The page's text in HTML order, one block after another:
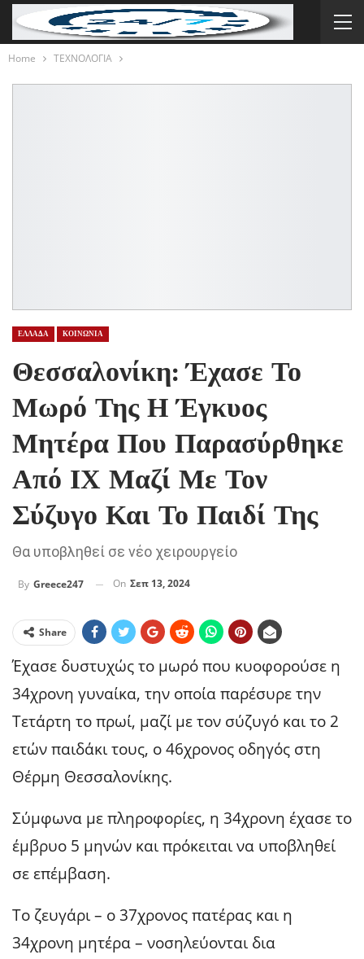
Home ΤΕΧΝΟΛΟΓΙΑ
ΕΛΛΑΔΑ ΚΟΙΝΩΝΙΑ
Θεσσαλονίκη: Έχασε Το
Μωρό Της Η Έγκυος
Μητέρα Που Παρασύρθηκε
Από ΙΧ Μαζί Με Τον
Σύζυγο Και Το Παιδί Της
Θα υποβληθεί σε νέο χειρουργείο
By Greece247 On Σεπ 13, 2024
Share
Έχασε δυστυχώς το μωρό που κυοφορούσε η
34χρονη γυναίκα, την οποία παρέσυρε την
Τετάρτη το πρωί, μαζί με τον σύζυγό και το 2
ετών παιδάκι τους, ο 46χρονος οδηγός στη
Θέρμη Θεσσαλονίκης.
Σύμφωνα με πληροφορίες, η 34χρονη έχασε το
έμβρυο 5 μηνών και πρόκειται να υποβληθεί
σε επέμβαση.
Το ζευγάρι – ο 37χρονος πατέρας και η
34χρονη μητέρα – νοσηλεύονται δια